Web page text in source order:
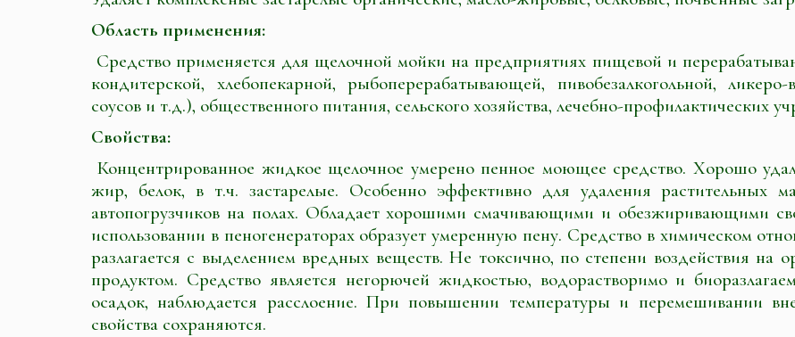
Область применения:
Средство применяется для щелочной мойки на предприятиях пищевой и
кондитерской, хлебопекарной, рыбоперерабатывающей, пивобезалкогольной,
соусов и т.д.), общественного питания, сельского хозяйства, лечебно-профилактических
Свойства:
Концентрированное жидкое щелочное умерено пенное моющее средство. Хорошо
жир, белок, в т.ч. застарелые. Особенно эффективно для удаления растительных
автопогрузчиков на полах. Обладает хорошими смачивающими и обезжиривающими
использовании в пеногенераторах образует умеренную пену. Средство в химическом
разлагается с выделением вредных веществ. Не токсично, по степени воздействия на
продуктом. Средство является негорючей жидкостью, водорастворимо и
осадок, наблюдается расслоение. При повышении температуры и перемешивании
свойства сохраняются.